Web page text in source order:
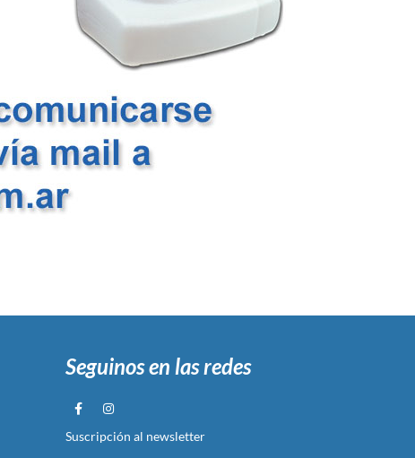
Seguinos en las redes
Suscripción al newsletter